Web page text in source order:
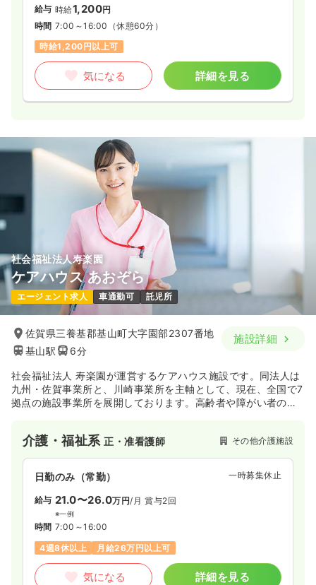
給与 時給1,200円
時間 7:00～16:00 （休憩60分）
時給1,200円以上可
気になる 詳細を見る
社会福祉法人寿楽園
ケアハウス あおぞら
エージェント求人 車通勤可 託児所
佐賀県三養基郡基山町大字園部2307番地
基山駅
6分
施設詳細
社会福祉法人 寿楽園が運営するケアハウス施設です。同法人は
九州・佐賀事業所と、川崎事業所を主軸として、現在、全国で7
拠点の施設事業所を展開しております。高齢者や障がい者の
います。
介護・福祉系正・准看護師 その他介護施設
日勤のみ（常勤） 一時募集休止
給与 21.0〜26.0万円/月 賞与2回
※一例
時間 7:00～16:00
4週8休以上
月給26万円以上可
気になる 詳細を見る